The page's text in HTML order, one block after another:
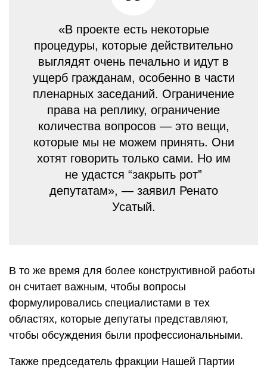
«В проекте есть некоторые
процедуры, которые действительно
выглядят очень печально и идут в
ущерб гражданам, особенно в части
пленарных заседаний. Ограничение
права на реплику, ограничение
количества вопросов — это вещи,
которые мы не можем принять. Они
хотят говорить только сами. Но им
не удастся “закрыть рот”
депутатам», — заявил Ренато
Усатый.
В то же время для более конструктивной работы
он считает важным, чтобы вопросы
формулировались специалистами в тех
областях, которые депутаты представляют,
чтобы обсуждения были профессиональными.
Также председатель фракции Нашей Партии